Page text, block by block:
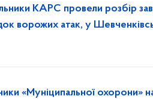
КАРС провели розбір
ворожих атак, у
«Муніципальної охорони»